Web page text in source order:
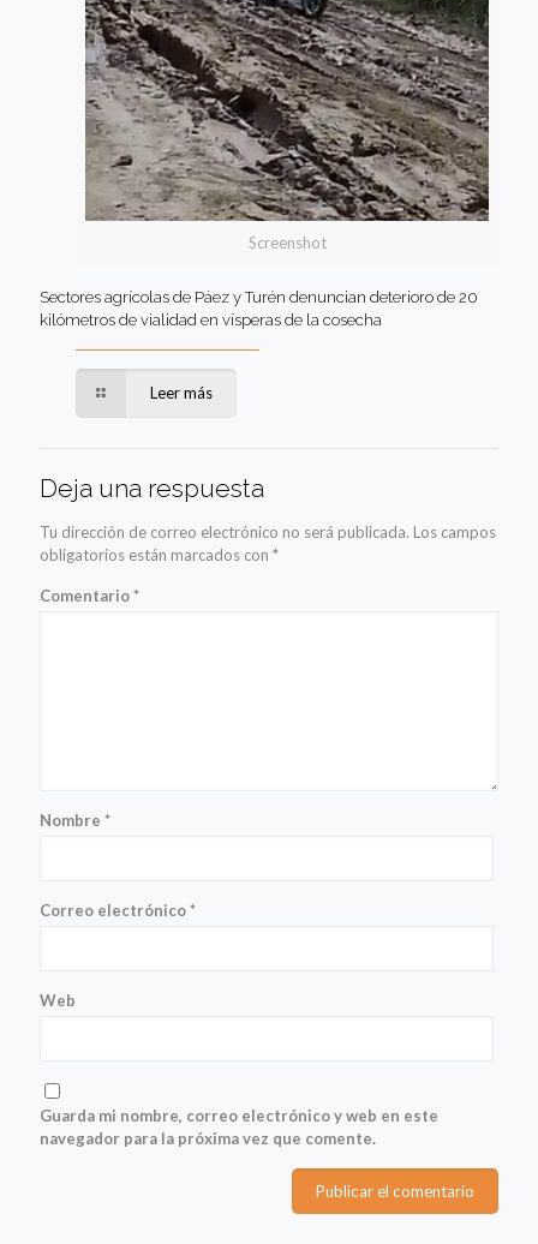
Screenshot
Sectores agrícolas de Páez y Turén denuncian deterioro de 20
kilómetros de vialidad en vísperas de la cosecha
Leer más
Deja una respuesta
Tu dirección de correo electrónico no será publicada. Los campos
obligatorios están marcados con *
Comentario*
Nombre *
Correo electrónico*
Web
Guarda mi nombre, correo electrónico y web en este
navegador para la próxima vez que comente.